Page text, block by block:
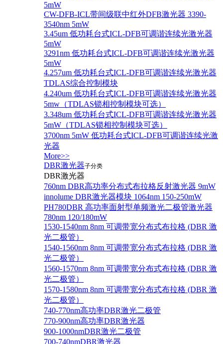
5mW
CW-DFB-ICL带间级联中红外DFB激光器 3390-
3540nm 5mW
3.45um 低功耗台式ICL-DFB可调谐连续光激光器
5mW
3291nm 低功耗台式ICL-DFB可调谐连续光激光器
5mW
4.257um 低功耗台式ICL-DFB可调谐连续光激光器
TDLAS综合控制模块
4.240um 低功耗台式ICL-DFB可调谐连续光激光器
5mw（TDLAS锁相控制模块可选）
3.348um 低功耗台式ICL-DFB可调谐连续光激光器
5mW（TDLAS锁相控制模块可选）
3700nm 5mW 低功耗台式ICL-DFB可调谐连续光激
光器
More>>
DBR激光器子分类
DBR激光器
760nm DBR高功率分布式布拉格反射激光器 9mW
innolume DBR激光器模块 1064nm 150-250mW
PH780DBR 高功率面射型单频激光二极管激光器
780nm 120/180mW
1530-1540nm 8nm 可调带宽分布式布拉格 (DBR 激
光二极管）
1540-1560nm 8nm 可调带宽分布式布拉格 (DBR 激
光二极管）
1560-1570nm 8nm 可调带宽分布式布拉格 (DBR 激
光二极管）
1570-1580nm 8nm 可调带宽分布式布拉格 (DBR 激
光二极管）
740-770nm高功率DBR激光二极管
770-900nm高功率DBR激光器
900-1000nmDBR激光二极管
700-740nmDBR激光器